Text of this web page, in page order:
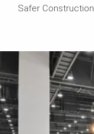
Safer Construction